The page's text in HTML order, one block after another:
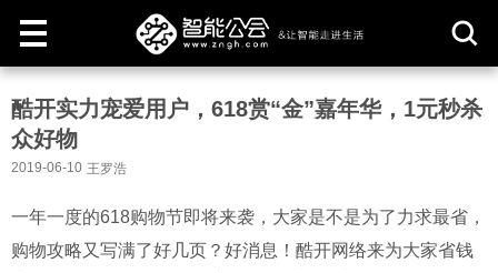
取
酷开实力宠爱用户，618赏“金”嘉年华，1元秒杀
众好物
2019-06-10 王罗浩
一年一度的618购物节即将来袭，大家是不是为了力求最省，
购物攻略又写满了好几页？好消息！酷开网络来为大家省钱